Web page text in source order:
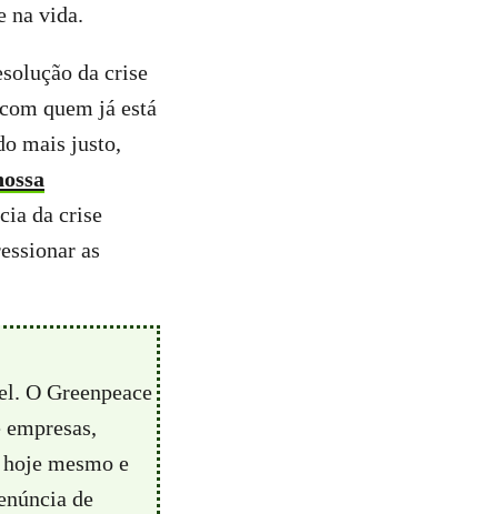
na vida.
da crise
quem já está
mais justo,
da crise
as
O Greenpeace
mesmo e
de